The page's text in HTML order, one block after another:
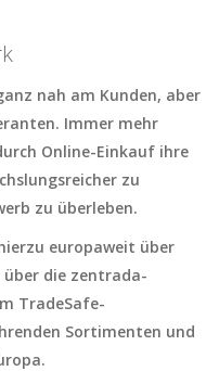
nah am Kunden, aber
Immer mehr
Online-Einkauf ihre
zu
zu überleben.
europaweit über
über die zentrada-
TradeSafe-
Sortimenten und